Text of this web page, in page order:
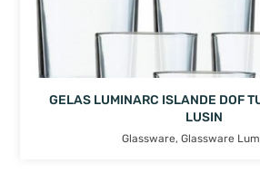
GELAS LUMINARC ISLANDE DOF
LUSIN
Glassware, Glassware